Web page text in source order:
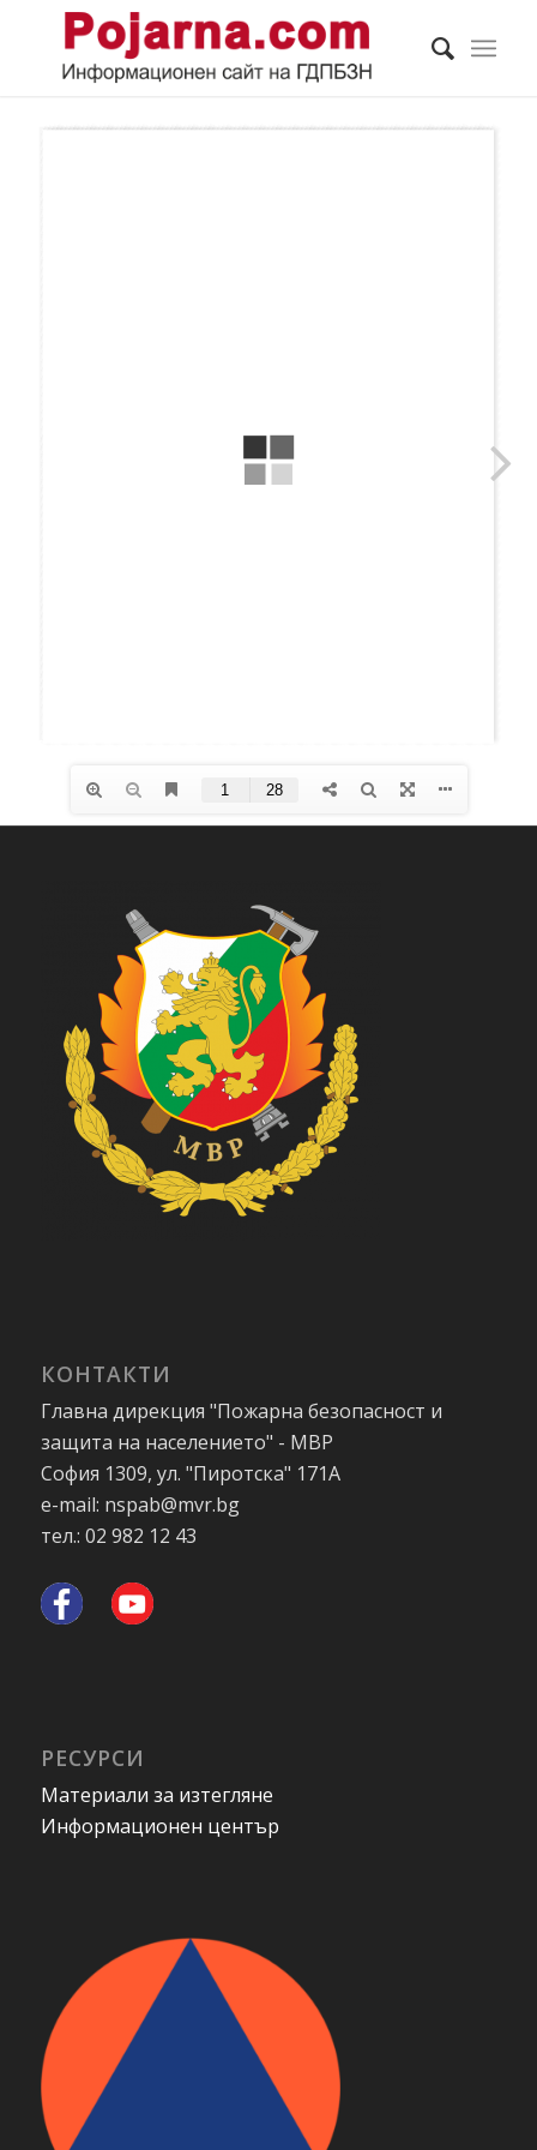
КОНТАКТИ
Главна дирекция "Пожарна безопасност и
защита на населението" - МВР
София 1309, ул. "Пиротска" 171А
e-mail: nspab@mvr.bg
тел.: 02 982 12 43
РЕСУРСИ
Материали за изтегляне
Информационен център